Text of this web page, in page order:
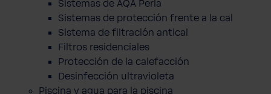
Sistemas de AQA Perla
Sistemas de protección frente a la cal
Sistema de filtración antical
Filtros residenciales
Protección de la calefacción
Desinfección ultravioleta
Piscina y agua para la piscina